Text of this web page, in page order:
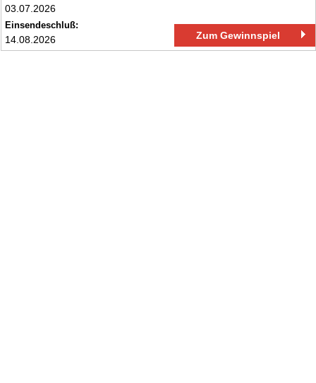
03.07.2026
Einsendeschluß:
14.08.2026 Zum Gewinnspiel